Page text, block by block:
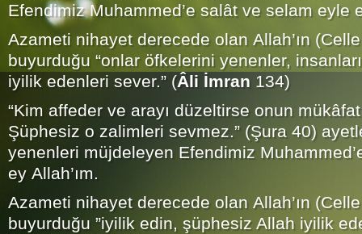
Efendimiz Muhammed’e salât ve selam eyle
Azameti nihayet derecede olan Allah’ın
buyurduğu “onlar öfkelerini yenenler,
iyilik edenleri sever.” (Âli İmran 134)
“Kim affeder ve arayı düzeltirse onun
Şüphesiz o zalimleri sevmez.” (Şura 40)
yenenleri müjdeleyen Efendimiz
ey Allah’ım.
Azameti nihayet derecede olan Allah’ın
buyurduğu ”iyilik edin, şüphesiz Allah iyilik